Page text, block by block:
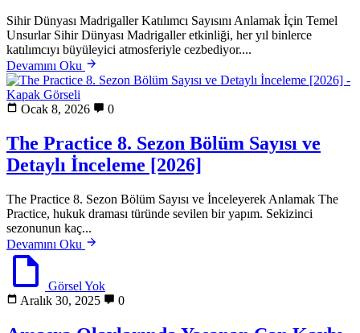
Sihir Dünyası Madrigaller Katılımcı Sayısını Anlamak İçin Temel
Unsurlar Sihir Dünyası Madrigaller etkinliği, her yıl binlerce
katılımcıyı büyüleyici atmosferiyle cezbediyor....
Devamını Oku
Ocak 8, 2026 0
The Practice 8. Sezon Bölüm Sayısı ve
Detaylı İnceleme [2026]
The Practice 8. Sezon Bölüm Sayısı ve İnceleyerek Anlamak The
Practice, hukuk draması türünde sevilen bir yapım. Sekizinci
sezonunun kaç...
Devamını Oku
Görsel Yok
Aralık 30, 2025
0